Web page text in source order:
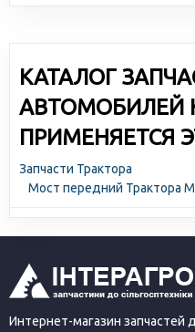
КАТАЛОГ
АВТОМОБИЛЕЙ
ПРИМЕНЯЕТСЯ
Запчасти Трактора
Мост передний Трактора
Интернет-магазин запчастей